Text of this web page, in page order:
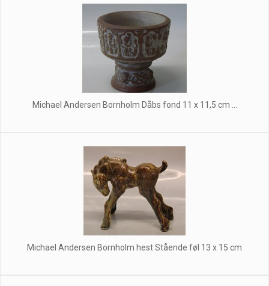
Michael Andersen Bornholm Dåbs fond 11 x 11,5 cm ...
Michael Andersen Bornholm hest Stående føl 13 x 15 cm